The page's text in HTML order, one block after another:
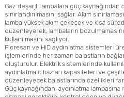
Gaz deşarjlı lambalara güç kaynağından
sınırlandırılmasını sağlar. Akım
lamba yüksek akım çekecek ve kısa
düzenleyerek, lambaların
kullanılmasını sağlıyor.
Floresan ve HID aydınlatma sistemleri
işlemlerinde her zaman balastların
oluşturulur. Elektrik sistemlerinde
aydınlatma cihazları kapasiteleri ve
düzenleyecek balastlarında özellikleri
Güç kaynağından, aydınlatma